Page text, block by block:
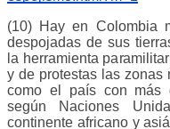
(10) Hay en Colombia
despojadas de sus
la herramienta
y de protestas las zonas
como el país con más
según Naciones
continente africano y